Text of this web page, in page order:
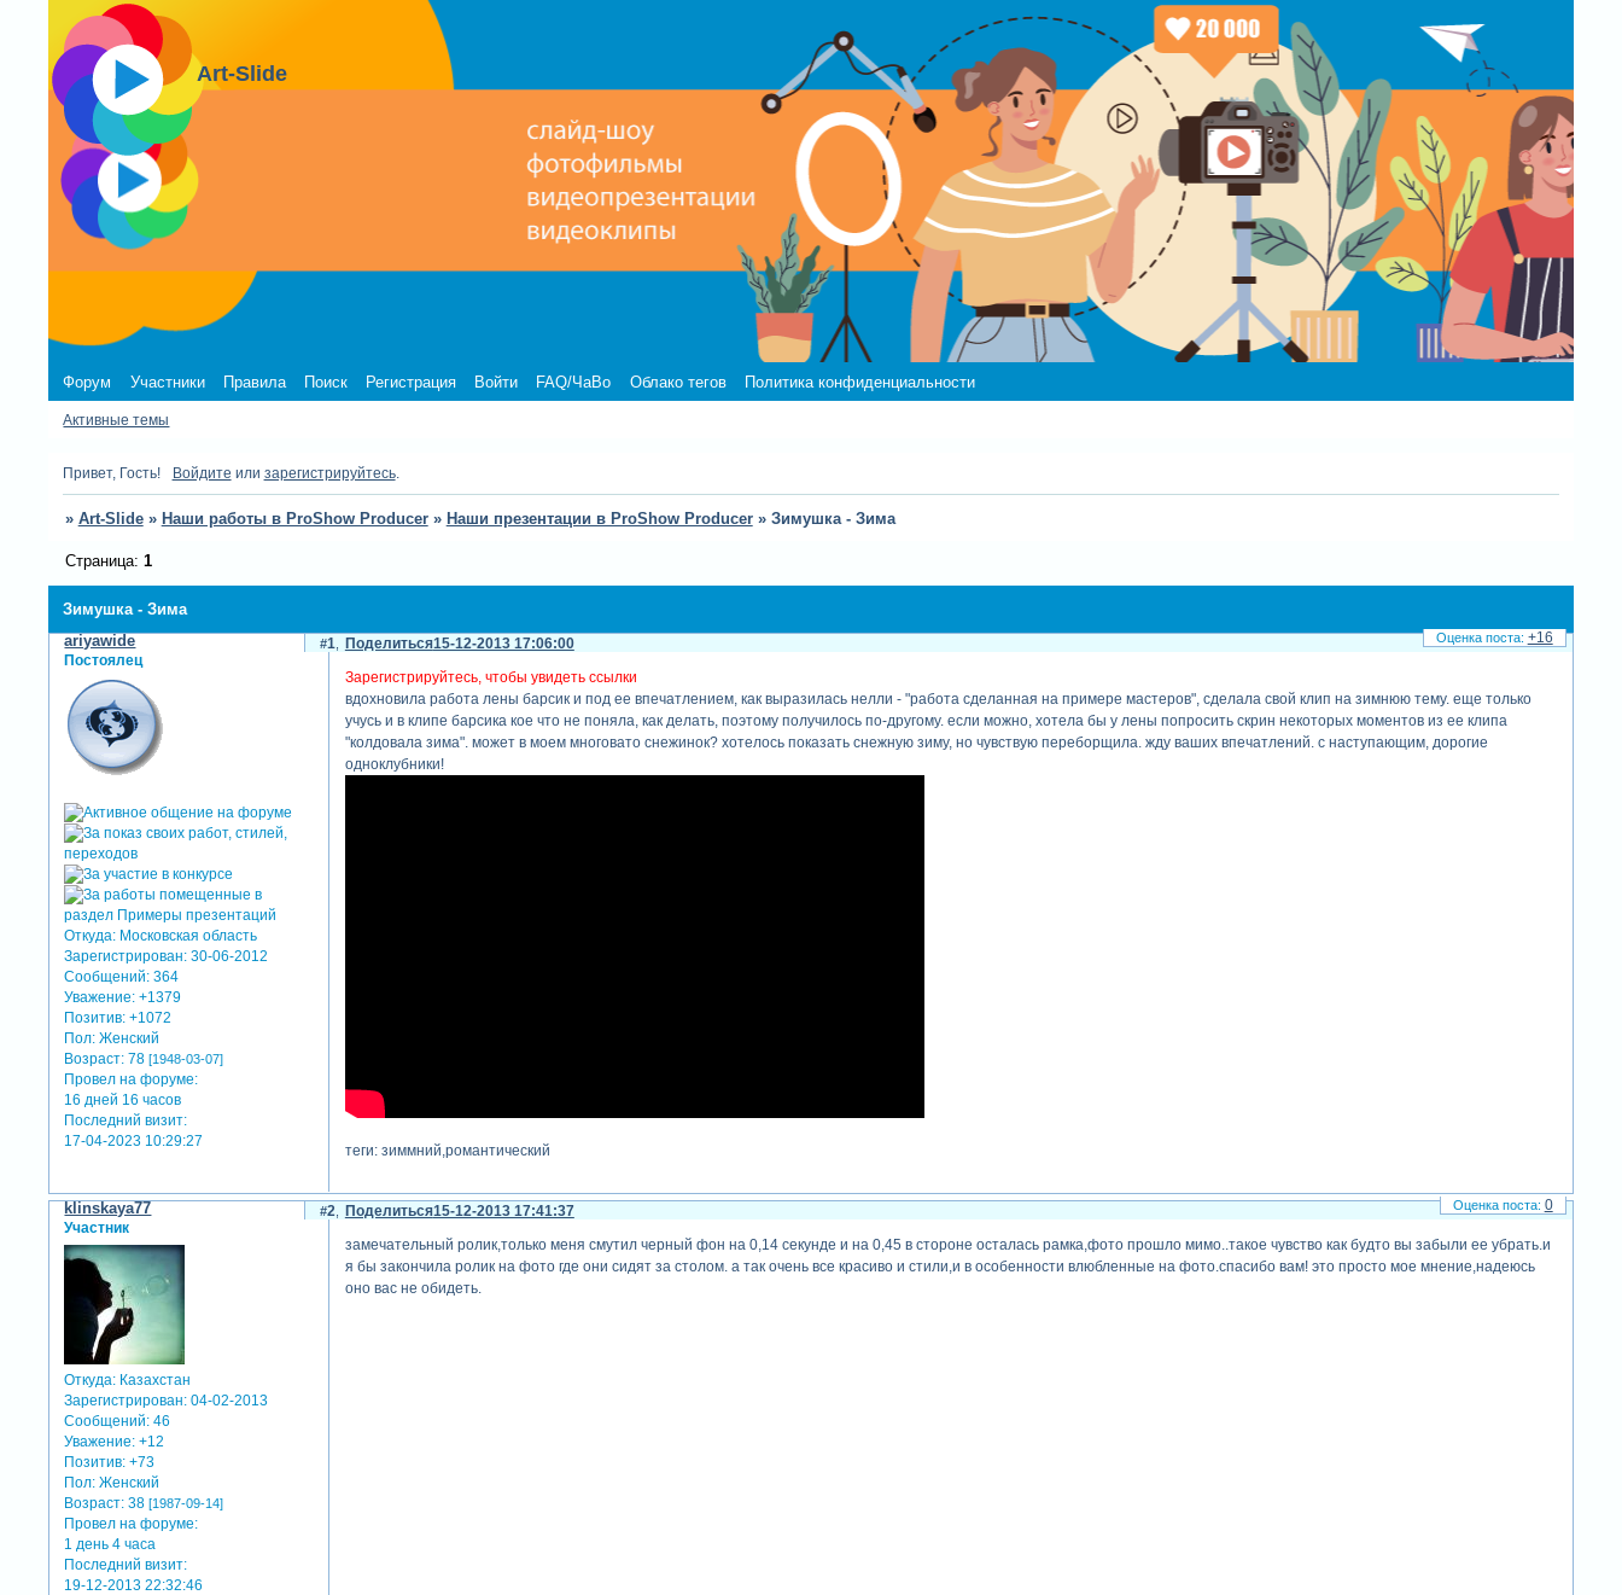
Art-Slide
Форум Участники Правила Поиск Регистрация Войти FAQ/ЧаВо Облако тегов Политика конфиденциальности
Активные темы
Привет, Гость! Войдите или зарегистрируйтесь.
» Art-Slide » Наши работы в ProShow Producer » Наши презентации в ProShow Producer » Зимушка - Зима
Зимушка - Зима
Страница: 1
Поделиться
1 15-12-2013 17:06:00
ariyawide
Постоялец
Откуда: Московская область
Зарегистрирован: 30-06-2012
Сообщений: 364
Уважение: +1379
Позитив: +1072
Пол: Женский
Возраст: 78[1948-03-07]
Провел на форуме:
16 дней 16 часов
Последний визит:
17-04-2023 10:29:27
Зарегистрируйтесь, чтобы увидеть ссылки
вдохновила работа лены барсик и под ее впечатлением, как выразилась нелли - "работа сделанная на примере мастеров", сделала свой клип на зимнюю тему. еще только
учусь и в клипе барсика кое что не поняла, как делать, поэтому получилось по-другому. если можно, хотела бы у лены попросить скрин некоторых моментов из ее клипа
"колдовала зима". может в моем многовато снежинок? хотелось показать снежную зиму, но чувствую переборщила. жду ваших впечатлений. с наступающим, дорогие
одноклубники!
теги: зиммний,романтический
+16
Поделиться
2 15-12-2013 17:41:37
klinskaya77
Участник
Откуда: Казахстан
Зарегистрирован: 04-02-2013
Сообщений: 46
Уважение: +12
Позитив: +73
Пол: Женский
Возраст: 38[1987-09-14]
Провел на форуме:
1 день 4 часа
Последний визит:
19-12-2013 22:32:46
замечательный ролик,только меня смутил черный фон на 0,14 секунде и на 0,45 в стороне осталась рамка,фото прошло мимо..такое чувство как будто вы забыли ее убрать.и
я бы закончила ролик на фото где они сидят за столом. а так очень все красиво и стили,и в особенности влюбленные на фото.спасибо вам! это просто мое мнение,надеюсь
оно вас не обидеть.
0